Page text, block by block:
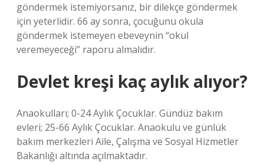
göndermek istemiyorsanız, bir dilekçe göndermek
için yeterlidir. 66 ay sonra, çocuğunu okula
göndermek istemeyen ebeveynin “okul
veremeyeceği” raporu almalıdır.
Devlet kreşi kaç aylık alıyor?
Anaokulları; 0-24 Aylık Çocuklar. Gündüz bakım
evleri; 25-66 Aylık Çocuklar. Anaokulu ve günlük
bakım merkezleri Aile, Çalışma ve Sosyal Hizmetler
Bakanlığı altında açılmaktadır.